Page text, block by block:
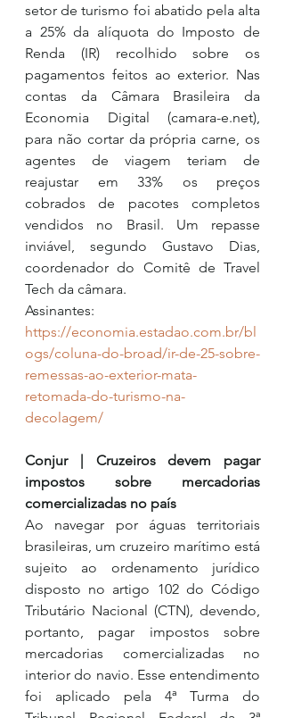
setor de turismo foi abatido pela alta
a 25% da alíquota do Imposto de
Renda (IR) recolhido sobre os
pagamentos feitos ao exterior. Nas
contas da Câmara Brasileira da
Economia Digital (camara-e.net),
para não cortar da própria carne, os
agentes de viagem teriam de
reajustar em 33% os preços
cobrados de pacotes completos
vendidos no Brasil. Um repasse
inviável, segundo Gustavo Dias,
coordenador do Comitê de Travel
Tech da câmara.
Assinantes:
https://economia.estadao.com.br/bl
ogs/coluna-do-broad/ir-de-25-sobre-
remessas-ao-exterior-mata-
retomada-do-turismo-na-
decolagem/
Conjur | Cruzeiros devem pagar
impostos sobre mercadorias
comercializadas no país
Ao navegar por águas territoriais
brasileiras, um cruzeiro marítimo está
sujeito ao ordenamento jurídico
disposto no artigo 102 do Código
Tributário Nacional (CTN), devendo,
portanto, pagar impostos sobre
mercadorias comercializadas no
interior do navio. Esse entendimento
foi aplicado pela 4ª Turma do